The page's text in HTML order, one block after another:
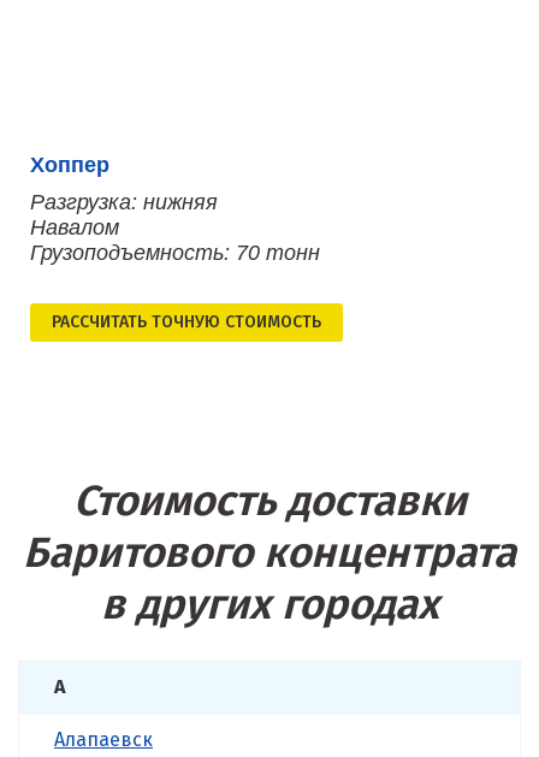
Хоппер
Разгрузка: нижняя
Навалом
Грузоподъемность: 70 тонн
РАСCЧИТАТЬ ТОЧНУЮ СТОИМОСТЬ
Стоимость доставки
Баритового концентрата
в других городах
А
Алапаевск